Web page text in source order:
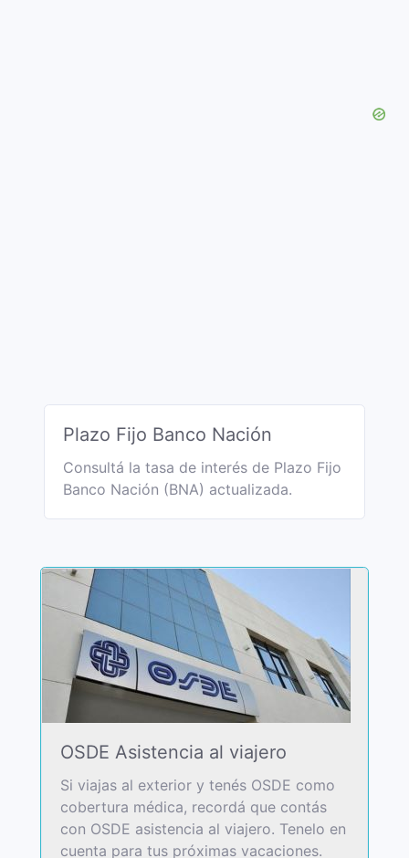
Plazo Fijo Banco Nación
Consultá la tasa de interés de Plazo Fijo
Banco Nación (BNA) actualizada.
OSDE Asistencia al viajero
Si viajas al exterior y tenés OSDE como
cobertura médica, recordá que contás
con OSDE asistencia al viajero. Tenelo en
cuenta para tus próximas vacaciones.